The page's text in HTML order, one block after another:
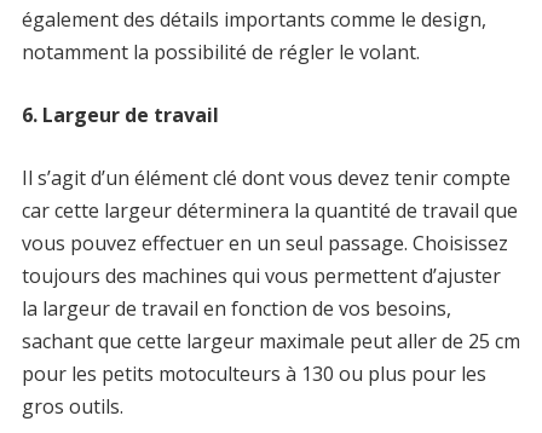
également des détails importants comme le design,
notamment la possibilité de régler le volant.
6. Largeur de travail
Il s’agit d’un élément clé dont vous devez tenir compte
car cette largeur déterminera la quantité de travail que
vous pouvez effectuer en un seul passage. Choisissez
toujours des machines qui vous permettent d’ajuster
la largeur de travail en fonction de vos besoins,
sachant que cette largeur maximale peut aller de 25 cm
pour les petits motoculteurs à 130 ou plus pour les
gros outils.